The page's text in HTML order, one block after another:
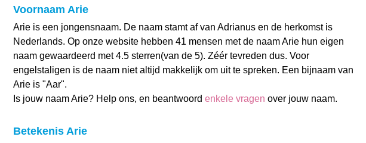
Voornaam Arie
Arie is een jongensnaam. De naam stamt af van Adrianus en de herkomst is
Nederlands. Op onze website hebben 41 mensen met de naam Arie hun eigen
naam gewaardeerd met 4.5 sterren(van de 5). Zéér tevreden dus. Voor
engelstaligen is de naam niet altijd makkelijk om uit te spreken. Een bijnaam van
Arie is "Aar".
Is jouw naam Arie? Help ons, en beantwoord enkele vragen over jouw naam.
Betekenis Arie